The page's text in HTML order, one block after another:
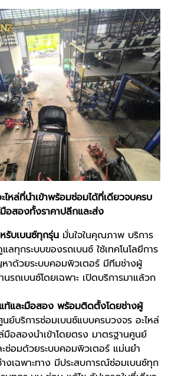
หล่ที่นำเข้าพร้อมซ่อมได้ที่เดียวจบครบ
มือสองทั้งราคาปลีกและส่ง
รับเบนซ์ทุกรุ่น มั่นใจในคุณภาพ บริการ
ลทุกระบบของรถเบนซ์ ใช้เทคโนโลยีการ
หาด้วยระบบคอมพิวเตอร์ มีทีมช่างผู้
รถเบนซ์โดยเฉพาะ เปิดบริการมาแล้วก
แท้และมือสอง พร้อมติดตั้งโดยช่างผู้
นย์บริการซ่อมเบนซ์แบบครบวงจร อะไหล่
มือสองนำเข้าโดยตรง มาตรฐานศูนย์
ซ่อมด้วยระบบคอมพิวเตอร์ แม่นยำ
งเฉพาะทาง มีประสบการณ์ซ่อมเบนซ์ทุก